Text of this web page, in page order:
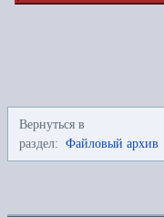
Вернуться в
раздел: Файловый архив